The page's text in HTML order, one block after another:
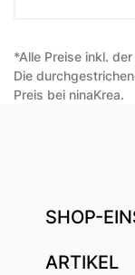
*Alle Preise inkl.
Die
Preis bei ninaKrea.
SHOP-
ARTIKEL